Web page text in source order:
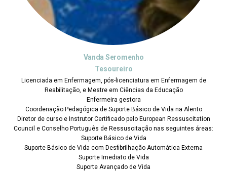
Vanda Seromenho
Tesoureiro
Licenciada em Enfermagem, pós-licenciatura em Enfermagem de
Reabilitação, e Mestre em Ciências da Educação
Enfermeira gestora
Coordenação Pedagógica de Suporte Básico de Vida na Alento
Diretor de curso e Instrutor Certificado pelo European Ressuscitation
Council e Conselho Português de Ressuscitação nas seguintes áreas:
Suporte Básico de Vida
Suporte Básico de Vida com Desfibrilhação Automática Externa
Suporte Imediato de Vida
Suporte Avançado de Vida